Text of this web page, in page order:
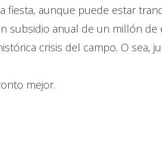
aunque puede estar
subsidio anual de un millón de
crisis del campo. O sea,
mejor.